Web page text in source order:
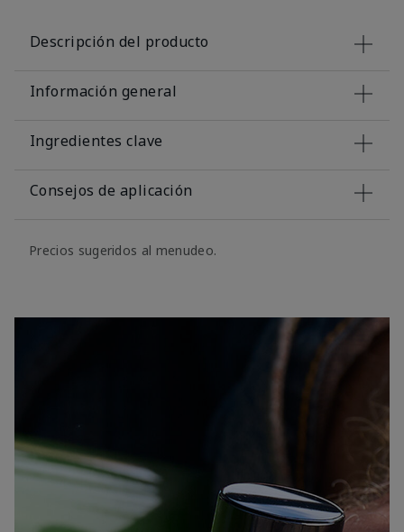
Descripción del producto
Información general
Ingredientes clave
Consejos de aplicación
Precios sugeridos al menudeo.